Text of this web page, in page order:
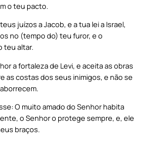
o teu pacto.
juízos a Jacob, e a tua lei a Israel,
no (tempo do) teu furor, e o
teu altar.
a fortaleza de Levi, e aceita as obras
as costas dos seus inimigos, e não se
O muito amado do Senhor habita
o Senhor o protege sempre, e, ele
braços.